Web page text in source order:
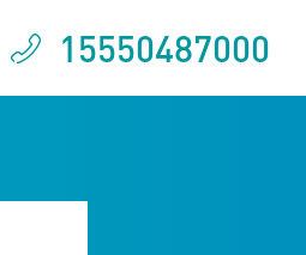
15550487000